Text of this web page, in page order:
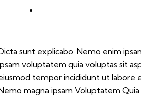
sunt explicabo. Nemo enim
voluptatem quia voluptas sit
tempor incididunt ut labore
magna ipsam Voluptatem Quia